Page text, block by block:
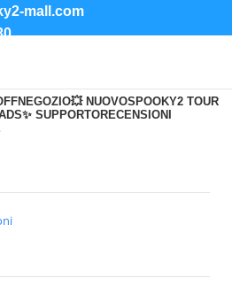
mall.com
NEGOZIO💥 NUOVOSPOOKY2 TOUR
✨ SUPPORTORECENSIONI